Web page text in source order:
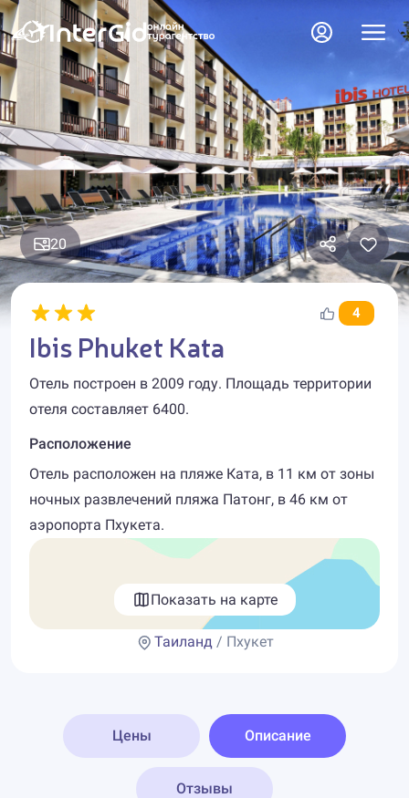
20
4
Ibis Phuket Kata
Отель построен в 2009 году. Площадь территории
отеля составляет 6400.
Расположение
Отель расположен на пляже Ката, в 11 км от зоны
ночных развлечений пляжа Патонг, в 46 км от
аэропорта Пхукета.
Показать на карте
Таиланд / Пхукет
Цены Описание
Отзывы